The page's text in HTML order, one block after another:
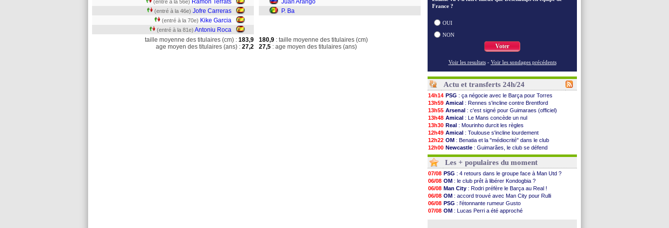
(entré à la 56e) Ramon Terrats
(entré à la 46e) Jofre Carreras
(entré à la 70e) Kike Garcia
(entré à la 81e) Antoniu Roca
Juan Arango
P. Ba
taille moyenne des titulaires (cm) : 183,9
age moyen des titulaires (ans) : 27,2
180,9 : taille moyenne des titulaires (cm)
27,5 : age moyen des titulaires (ans)
France ?
OUI
NON
Voter
Voir les resultats - Voir les sondages précédents
Actu et transferts 24h/24
14h14 PSG : ça négocie avec le Barça pour Torres
13h59 Amical : Rennes s'incline contre Brentford
13h55 Arsenal : c'est signé pour Guimaraes (officiel)
13h48 Amical : Le Mans concède un nul
13h30 Real : Mourinho durcit les règles
12h49 Amical : Toulouse s'incline lourdement
12h22 OM : Benatia et la "médiocrité" dans le club
12h00 Newcastle : Guimarães, le club se défend
11h46 L2: la 1ère journée à suivre en DIRECT !
11h20
PSG : une deuxième offre pour Suzuki
10h49 PSG: le groupe pour le match face à Man Utd
10h32
OM : le jour où tout a basculé pour Benatia
10h10
Heracles: Reine-Adélaïde, le sort s'acharne...
09h49
Monaco : Mawissa a gravement blessé Uche
09h35
OM : accord avec la Real Sociedad pour Aguerd
09h08
Barça : Araujo va partir en prêt à Liverpool
08h54
OM : Côme pousse pour Gouiri
Les + populaires du moment
07/08 PSG : 4 retours dans le groupe face à Man Utd ?
06/08 OM : le club prêt à libérer Kondogbia ?
06/08 Man City : Rodri préfère le Barça au Real !
06/08 OM : accord trouvé avec Man City pour Rulli
06/08 PSG : l'étonnante rumeur Gusto
07/08 OM : Lucas Perri a été approché